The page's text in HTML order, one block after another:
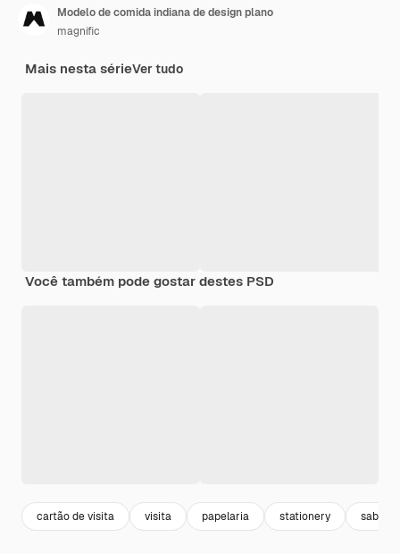
Modelo de comida indiana de design plano
magnific
Mais nesta sérieVer tudo
Você também pode gostar destes PSD
cartão de visita visita papelaria stationery sabor